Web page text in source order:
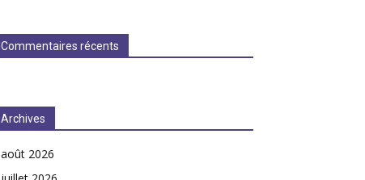
Commentaires récents
Archives
août 2026